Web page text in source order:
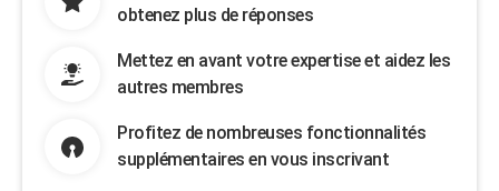
obtenez plus de réponses
Mettez en avant votre expertise et aidez les
autres membres
Profitez de nombreuses fonctionnalités
supplémentaires en vous inscrivant